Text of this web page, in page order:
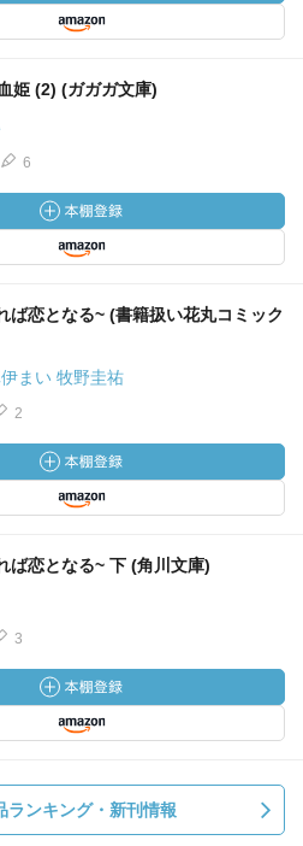
姫 (2) (ガガガ文庫)
6
ば恋となる~ (書籍扱い花丸コミック
まい 牧野圭祐
2
ば恋となる~ 下 (角川文庫)
3
ランキング・新刊情報